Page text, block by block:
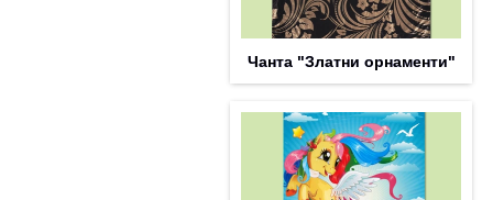
Чанта "Златни орнаменти"